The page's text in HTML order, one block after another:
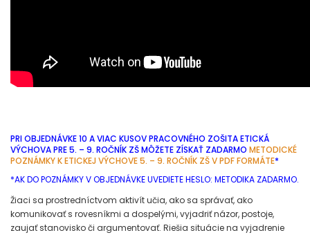
PRI OBJEDNÁVKE 10 A VIAC KUSOV PRACOVNÉHO ZOŠITA ETICKÁ
VÝCHOVA PRE 5. – 9. ROČNÍK ZŠ MÔŽETE ZÍSKAŤ ZADARMO METODICKÉ
POZNÁMKY K ETICKEJ VÝCHOVE 5. – 9. ROČNÍK ZŠ V PDF FORMÁTE*
*AK DO POZNÁMKY V OBJEDNÁVKE UVEDIETE HESLO: METODIKA ZADARMO.
Žiaci sa prostredníctvom aktivít učia, ako sa správať, ako
komunikovať s rovesníkmi a dospelými, vyjadriť názor, postoje,
zaujať stanovisko či argumentovať. Riešia situácie na vyjadrenie